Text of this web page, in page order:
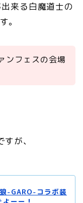
来る白魔道士の
。
ンフェスの会場
が、
-GARO-コラボ装